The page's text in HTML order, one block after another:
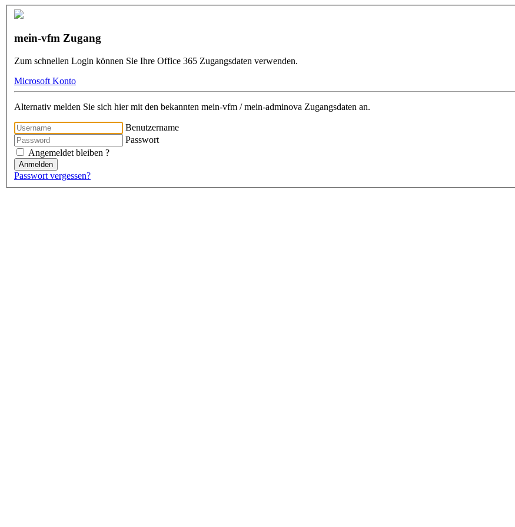
mein-vfm Zugang
Zum schnellen Login können Sie Ihre Office 365 Zugangsdaten verwenden.
Microsoft Konto
Alternativ melden Sie sich hier mit den bekannten mein-vfm / mein-adminova Zugangsdaten an.
Benutzername
Passwort
Angemeldet bleiben ?
Anmelden
Passwort vergessen?